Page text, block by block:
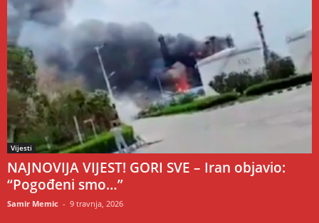
Vijesti
NAJNOVIJA VIJEST! GORI SVE – Iran objavio:
“Pogođeni smo…”
Samir Memic - 9 travnja, 2026